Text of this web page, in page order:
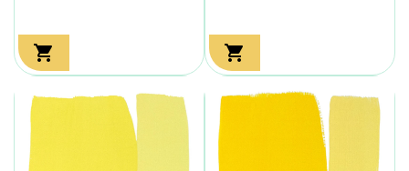
 